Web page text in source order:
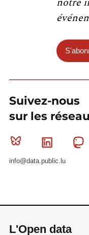
Suivez-nous
sur les
Bluesky Linkedin
info@data.public.lu
L'Open data